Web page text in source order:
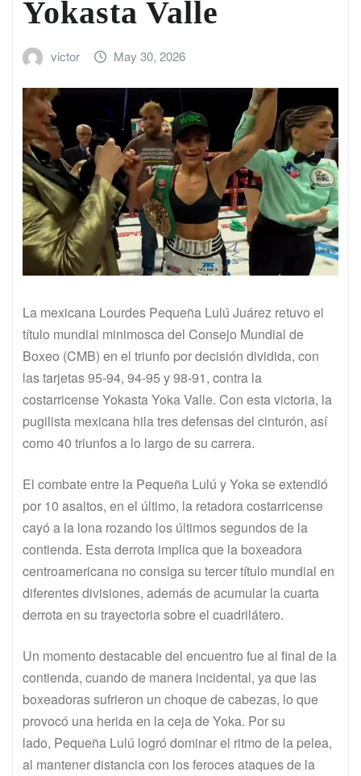
Yokasta Valle
victor May 30, 2026
La mexicana Lourdes Pequeña Lulú Juárez retuvo el
título mundial minimosca del Consejo Mundial de
Boxeo (CMB) en el triunfo por decisión dividida, con
las tarjetas 95-94, 94-95 y 98-91, contra la
costarricense Yokasta Yoka Valle. Con esta victoria, la
pugilista mexicana hila tres defensas del cinturón, así
como 40 triunfos a lo largo de su carrera.
El combate entre la Pequeña Lulú y Yoka se extendió
por 10 asaltos, en el último, la retadora costarricense
cayó a la lona rozando los últimos segundos de la
contienda. Esta derrota implica que la boxeadora
centroamericana no consiga su tercer título mundial en
diferentes divisiones, además de acumular la cuarta
derrota en su trayectoria sobre el cuadrilátero.
Un momento destacable del encuentro fue al final de la
contienda, cuando de manera incidental, ya que las
boxeadoras sufrieron un choque de cabezas, lo que
provocó una herida en la ceja de Yoka. Por su
lado, Pequeña Lulú logró dominar el ritmo de la pelea,
al mantener distancia con los feroces ataques de la